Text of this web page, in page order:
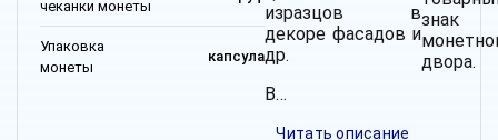
чеканки монеты
Упаковка
монеты
капсула
изразцов в
декоре фасадов и
др.
В…
Читать описание
знак
двора.